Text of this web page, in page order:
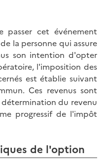
passer cet événement
la personne qui assure
son intention d'opter
l'imposition des
est établie suivant
Ces revenus sont
du revenu
progressif de l'impôt
de l'option